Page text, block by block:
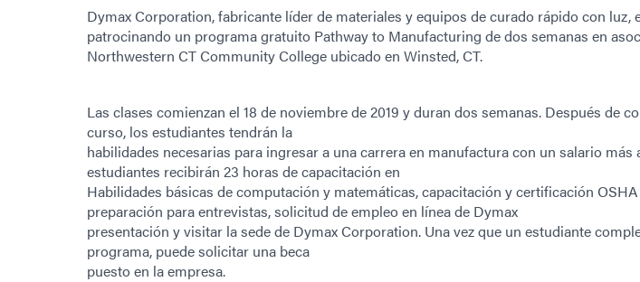
Dymax Corporation, fabricante líder de materiales y equipos de curado rápido con luz,
patrocinando un programa gratuito Pathway to Manufacturing de dos semanas en
Northwestern CT Community College ubicado en Winsted, CT.
Las clases comienzan el 18 de noviembre de 2019 y duran dos semanas. Después de
curso, los estudiantes tendrán la
habilidades necesarias para ingresar a una carrera en manufactura con un salario más
estudiantes recibirán 23 horas de capacitación en
Habilidades básicas de computación y matemáticas, capacitación y certificación OSHA
preparación para entrevistas, solicitud de empleo en línea de Dymax
presentación y visitar la sede de Dymax Corporation. Una vez que un estudiante
programa, puede solicitar una beca
puesto en la empresa.